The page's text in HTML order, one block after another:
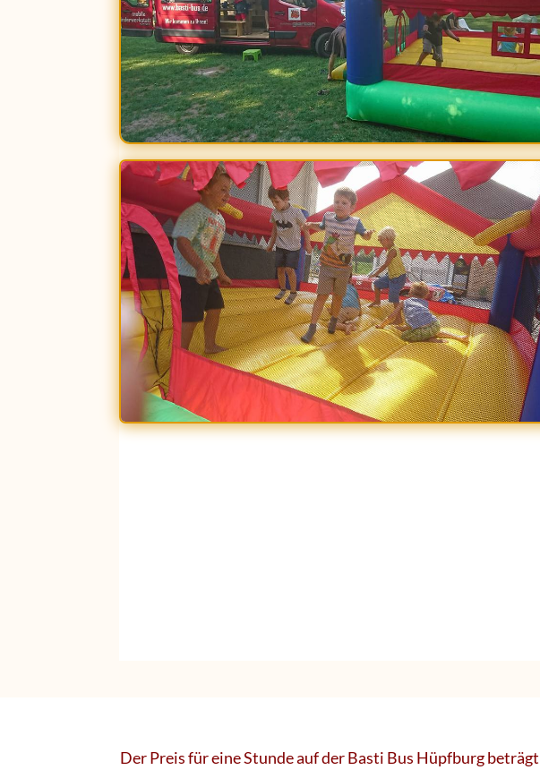
Der Preis für eine Stunde auf der Basti Bus Hüpfburg